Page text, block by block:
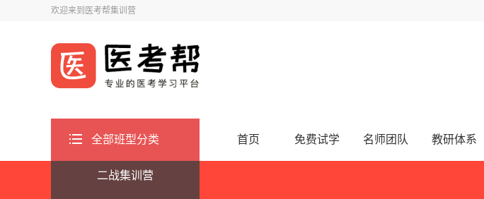
欢迎来到医考帮集训营
全部班型分类 首页 免费试学 名师团队 教研体系
二战集训营